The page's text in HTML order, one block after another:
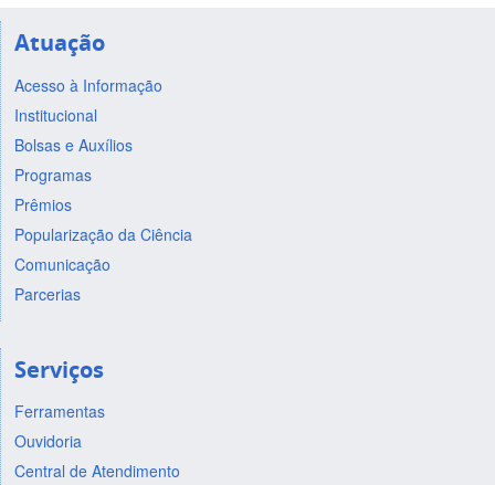
Atuação
Acesso à Informação
Institucional
Bolsas e Auxílios
Programas
Prêmios
Popularização da Ciência
Comunicação
Parcerias
Serviços
Ferramentas
Ouvidoria
Central de Atendimento